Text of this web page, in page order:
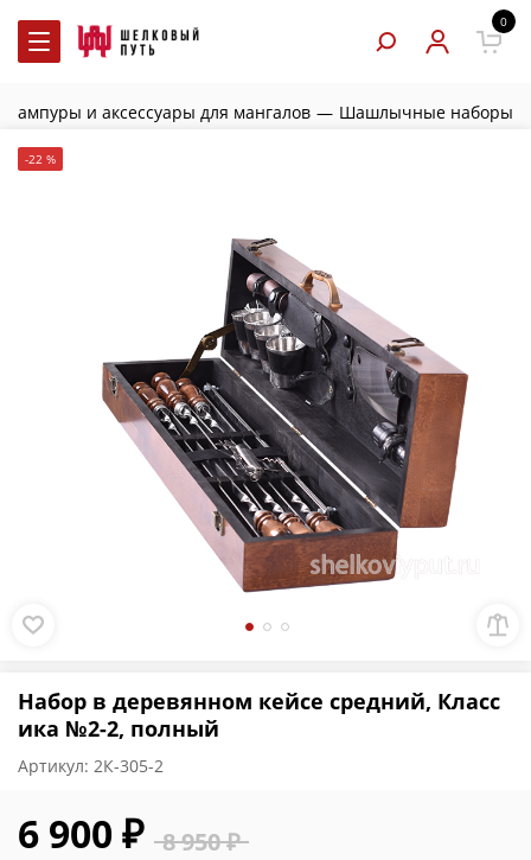
0
Шампуры и аксессуары для мангалов — Шашлычные наборы
-22 %
Набор в деревянном кейсе средний, Класс
ика №2-2, полный
Артикул: 2К-305-2
8 950 ₽
6 900 ₽